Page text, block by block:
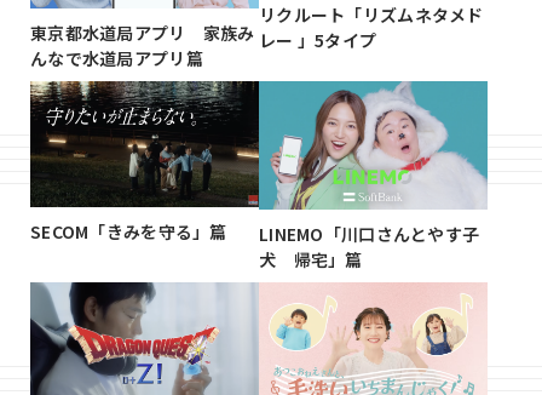
東京都水道局アプリ 家族み
んなで水道局アプリ篇
リクルート「リズムネタメド
レー 」5タイプ
SECOM「きみを守る」篇
LINEMO「川口さんとやす子
犬 帰宅」篇